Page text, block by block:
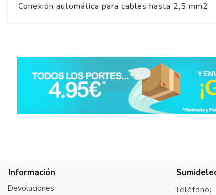
Conexión automática para cables hasta 2,5 mm2.
Información
Devoluciones Teléfono: